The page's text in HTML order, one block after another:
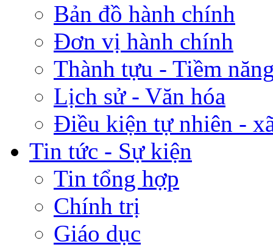
Bản đồ hành chính
Đơn vị hành chính
Thành tựu - Tiềm
Lịch sử - Văn hóa
Điều kiện tự nhiên -
Tin tức - Sự kiện
Tin tổng hợp
Chính trị
Giáo dục